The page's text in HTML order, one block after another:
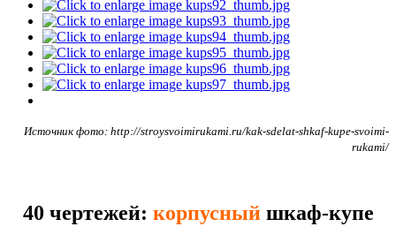
Источник фото: http://stroysvoimirukami.ru/kak-sdelat-shkaf-kupe-svoimi-
rukami/
40 чертежей: корпусныйшкаф-купе